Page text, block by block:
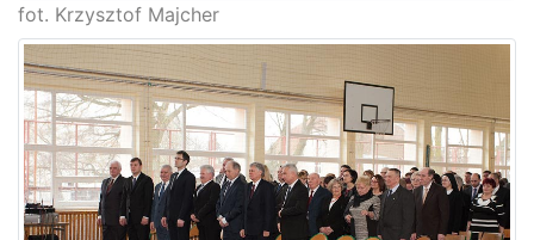
fot. Krzysztof Majcher